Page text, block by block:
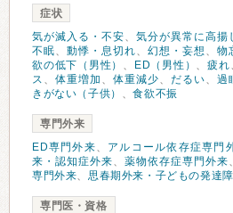
症状
気が滅入る・不安、 気分が異常に高揚
不眠、 動悸・息切れ、 幻想・妄想 、 物
欲の低下（男性） 、 ED（男性） 、疲れ
ス 、 体重増加 、 体重減少、 だるい、 過
きがない（子供） 、食欲不振
専門外来
ED専門外来、 アルコール依存症専門
来・認知症外来、 薬物依存症専門外来、
専門外来、思春期外来・子どもの発達
専門医・資格